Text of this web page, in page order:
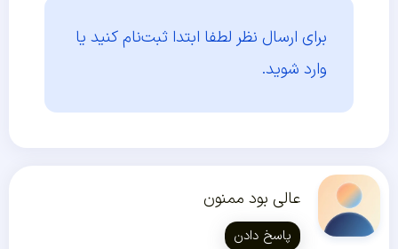
برای ارسال نظر لطفا ابتدا ثبت‌نام کنید یا
وارد شوید.
عالی بود ممنون
پاسخ دادن